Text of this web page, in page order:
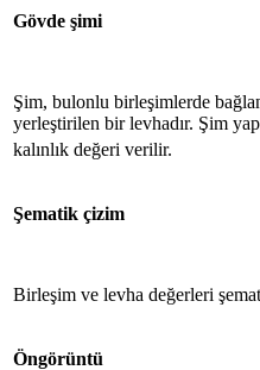
Gövde şimi
Şim, bulonlu birleşimlerde
yerleştirilen bir levhadır. Şim
kalınlık değeri verilir.
Şematik çizim
Birleşim ve levha değerleri
Öngörüntü